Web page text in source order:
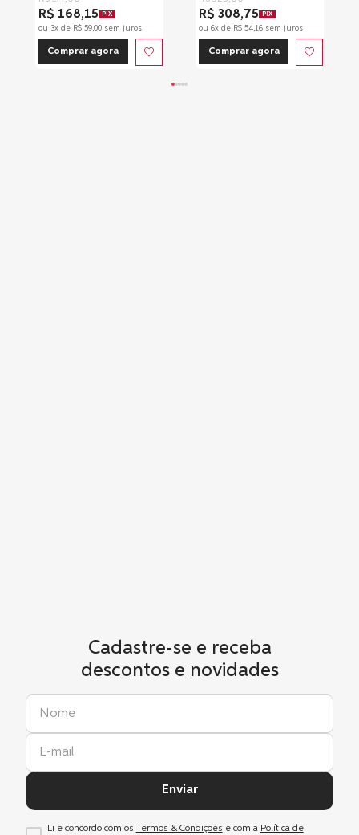
R$ 168,15 PIX
ou 3x de R$ 59,00sem juros
Comprar agora
Luxe Oil
R$ 308,75 PIX
ou6x de R$ 54,16 sem juros
Comprar agora
Cadastre-se e receba
descontos e novidades
Enviar
Li e concordo com os Termos & Condições e com a Política de